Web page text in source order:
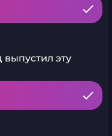
эту